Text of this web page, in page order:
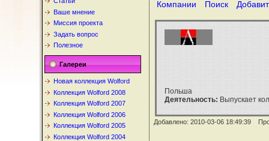
Ваше мнение
Миссия проекта
Задать вопрос
Полезное
Галереи
Новая коллекция Wolford
Коллекция Wolford 2008
Коллекция Wolford 2007
Коллекция Wolford 2006
Коллекция Wolford 2005
Коллекция Wolford 2004
Компании Поиск
Польша
Деятельность: Выпускает
Добавлено: 2010-03-06 18:49:39